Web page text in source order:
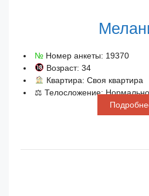
№ Номер анкеты: 19370
Возраст: 34
Квартира: Своя квартира
⚖ Телосложение: